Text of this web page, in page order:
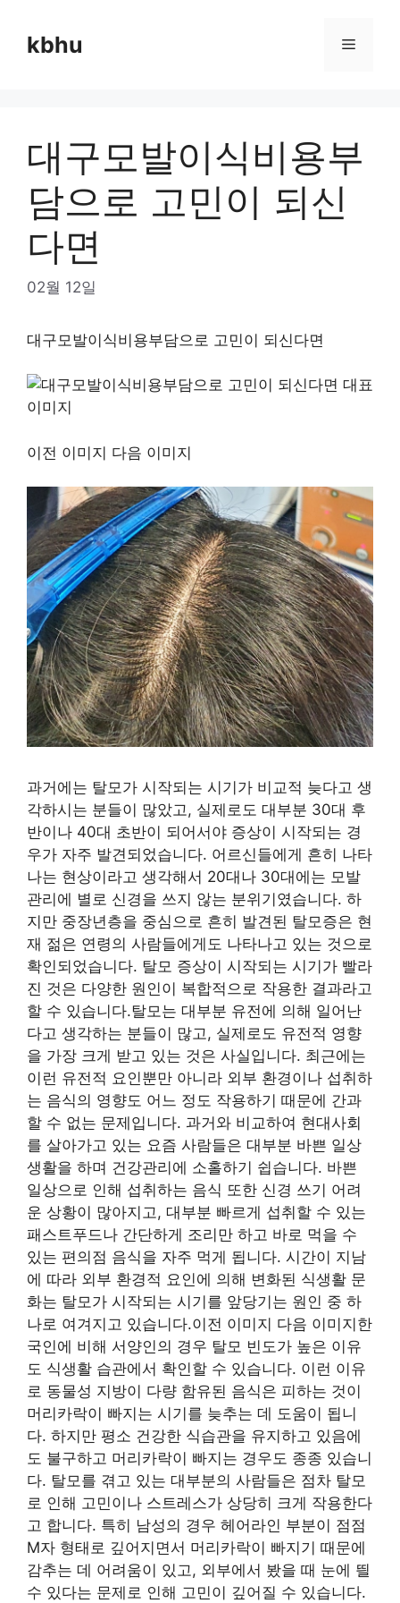
contentkbhu Menu
대구모발이식비용부
담으로 고민이 되신
다면
02월 12일
대구모발이식비용부담으로 고민이 되신다면
이전 이미지 다음 이미지
과거에는 탈모가 시작되는 시기가 비교적 늦다고 생
각하시는 분들이 많았고, 실제로도 대부분 30대 후
반이나 40대 초반이 되어서야 증상이 시작되는 경
우가 자주 발견되었습니다. 어르신들에게 흔히 나타
나는 현상이라고 생각해서 20대나 30대에는 모발
관리에 별로 신경을 쓰지 않는 분위기였습니다. 하
지만 중장년층을 중심으로 흔히 발견된 탈모증은 현
재 젊은 연령의 사람들에게도 나타나고 있는 것으로
확인되었습니다. 탈모 증상이 시작되는 시기가 빨라
진 것은 다양한 원인이 복합적으로 작용한 결과라고
할 수 있습니다.탈모는 대부분 유전에 의해 일어난
다고 생각하는 분들이 많고, 실제로도 유전적 영향
을 가장 크게 받고 있는 것은 사실입니다. 최근에는
이런 유전적 요인뿐만 아니라 외부 환경이나 섭취하
는 음식의 영향도 어느 정도 작용하기 때문에 간과
할 수 없는 문제입니다. 과거와 비교하여 현대사회
를 살아가고 있는 요즘 사람들은 대부분 바쁜 일상
생활을 하며 건강관리에 소홀하기 쉽습니다. 바쁜
일상으로 인해 섭취하는 음식 또한 신경 쓰기 어려
운 상황이 많아지고, 대부분 빠르게 섭취할 수 있는
패스트푸드나 간단하게 조리만 하고 바로 먹을 수
있는 편의점 음식을 자주 먹게 됩니다. 시간이 지남
에 따라 외부 환경적 요인에 의해 변화된 식생활 문
화는 탈모가 시작되는 시기를 앞당기는 원인 중 하
나로 여겨지고 있습니다.이전 이미지 다음 이미지한
국인에 비해 서양인의 경우 탈모 빈도가 높은 이유
도 식생활 습관에서 확인할 수 있습니다. 이런 이유
로 동물성 지방이 다량 함유된 음식은 피하는 것이
머리카락이 빠지는 시기를 늦추는 데 도움이 됩니
다. 하지만 평소 건강한 식습관을 유지하고 있음에
도 불구하고 머리카락이 빠지는 경우도 종종 있습니
다. 탈모를 겪고 있는 대부분의 사람들은 점차 탈모
로 인해 고민이나 스트레스가 상당히 크게 작용한다
고 합니다. 특히 남성의 경우 헤어라인 부분이 점점
M자 형태로 깊어지면서 머리카락이 빠지기 때문에
감추는 데 어려움이 있고, 외부에서 봤을 때 눈에 띌
수 있다는 문제로 인해 고민이 깊어질 수 있습니다.